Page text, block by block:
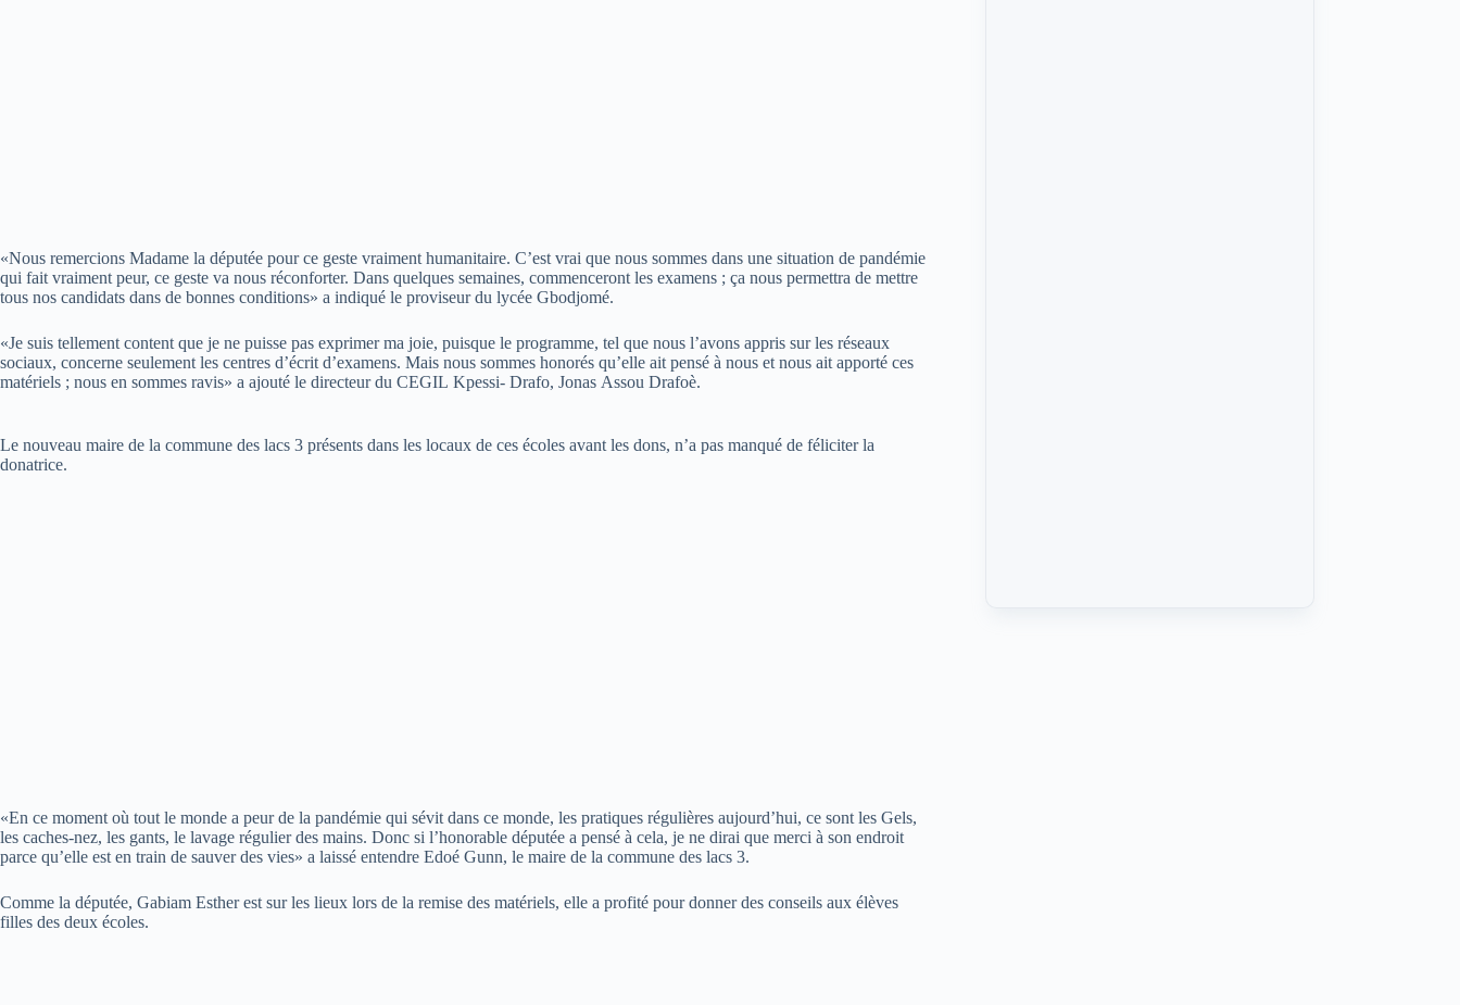
«Nous remercions Madame la députée pour ce geste vraiment humanitaire. C’est vrai que nous sommes dans une situation de pandémie
qui fait vraiment peur, ce geste va nous réconforter. Dans quelques semaines, commenceront les examens ; ça nous permettra de mettre
tous nos candidats dans de bonnes conditions» a indiqué le proviseur du lycée Gbodjomé.
«Je suis tellement content que je ne puisse pas exprimer ma joie, puisque le programme, tel que nous l’avons appris sur les réseaux
sociaux, concerne seulement les centres d’écrit d’examens. Mais nous sommes honorés qu’elle ait pensé à nous et nous ait apporté ces
matériels ; nous en sommes ravis» a ajouté le directeur du CEGIL Kpessi- Drafo, Jonas Assou Drafoè.
Le nouveau maire de la commune des lacs 3 présents dans les locaux de ces écoles avant les dons, n’a pas manqué de féliciter la
donatrice.
«En ce moment où tout le monde a peur de la pandémie qui sévit dans ce monde, les pratiques régulières aujourd’hui, ce sont les Gels,
les caches-nez, les gants, le lavage régulier des mains. Donc si l’honorable députée a pensé à cela, je ne dirai que merci à son endroit
parce qu’elle est en train de sauver des vies» a laissé entendre Edoé Gunn, le maire de la commune des lacs 3.
Comme la députée, Gabiam Esther est sur les lieux lors de la remise des matériels, elle a profité pour donner des conseils aux élèves
filles des deux écoles.